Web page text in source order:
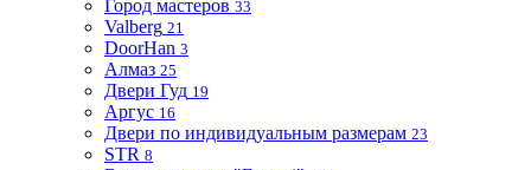
Город мастеров 33
Valberg 21
DoorHan 3
Алмаз 25
Двери Гуд 19
Аргус 16
Двери по индивидуальным размерам 23
STR 8